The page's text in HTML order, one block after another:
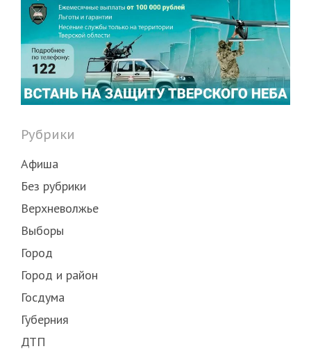
Рубрики
Афиша
Без рубрики
Верхневолжье
Выборы
Город
Город и район
Госдума
Губерния
ДТП